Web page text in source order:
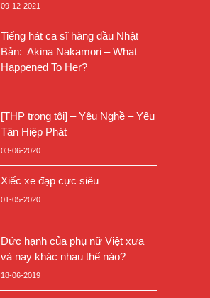
09-12-2021
Tiếng hát ca sĩ hàng đầu Nhật
Bản: Akina Nakamori – What
Happened To Her?
[THP trong tôi] – Yêu Nghề – Yêu
Tân Hiệp Phát
03-06-2020
Xiếc xe đạp cực siêu
01-05-2020
Đức hạnh của phụ nữ Việt xưa
và nay khác nhau thế nào?
18-06-2019